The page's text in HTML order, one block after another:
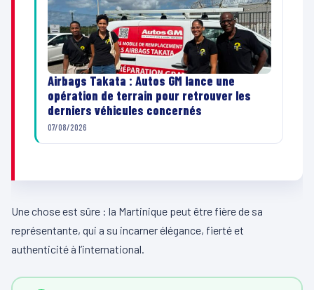
Airbags Takata : Autos GM lance une
opération de terrain pour retrouver les
derniers véhicules concernés
07/08/2026
Une chose est sûre : la Martinique peut être fière de sa
représentante, qui a su incarner élégance, fierté et
authenticité à l’international.